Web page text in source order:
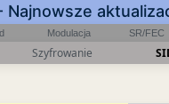
Modulacja SR/FEC
Szyfrowanie